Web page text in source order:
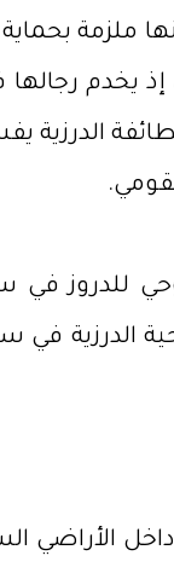
يخدم
للدروز
الدرزية
الأراضي